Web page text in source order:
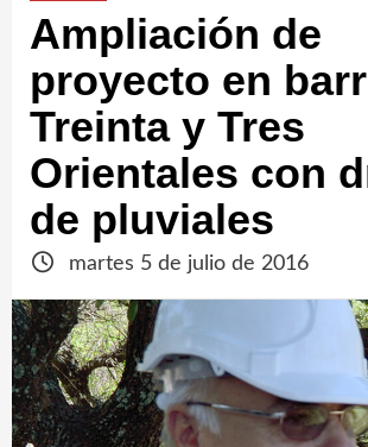
Ampliación de
proyecto en
Treinta y Tres
Orientales con
de pluviales
martes 5 de julio de 2016